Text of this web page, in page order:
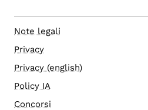
Note legali
Privacy
Privacy (english)
Policy IA
Concorsi